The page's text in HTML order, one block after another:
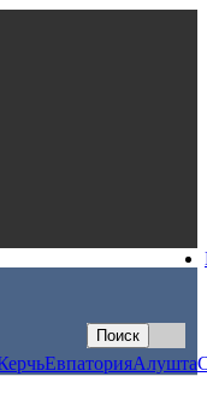
ЕвпаторияАлушта